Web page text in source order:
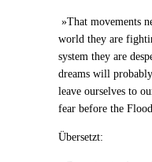
»That movements
world they are
system they are
dreams will
leave ourselves to
fear before the
Übersetzt: